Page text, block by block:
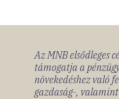
Az MNB elsődleges
támogatja a
növekedéshez való
gazdaság-,